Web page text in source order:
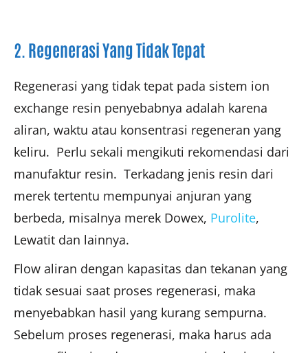
2. Regenerasi Yang Tidak Tepat
Regenerasi yang tidak tepat pada sistem ion
exchange resin penyebabnya adalah karena
aliran, waktu atau konsentrasi regeneran yang
keliru. Perlu sekali mengikuti rekomendasi dari
manufaktur resin. Terkadang jenis resin dari
merek tertentu mempunyai anjuran yang
berbeda, misalnya merek Dowex, Purolite,
Lewatit dan lainnya.
Flow aliran dengan kapasitas dan tekanan yang
tidak sesuai saat proses regenerasi, maka
menyebabkan hasil yang kurang sempurna.
Sebelum proses regenerasi, maka harus ada